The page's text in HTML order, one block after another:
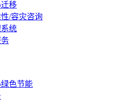
移
/容灾咨询
统
色节能